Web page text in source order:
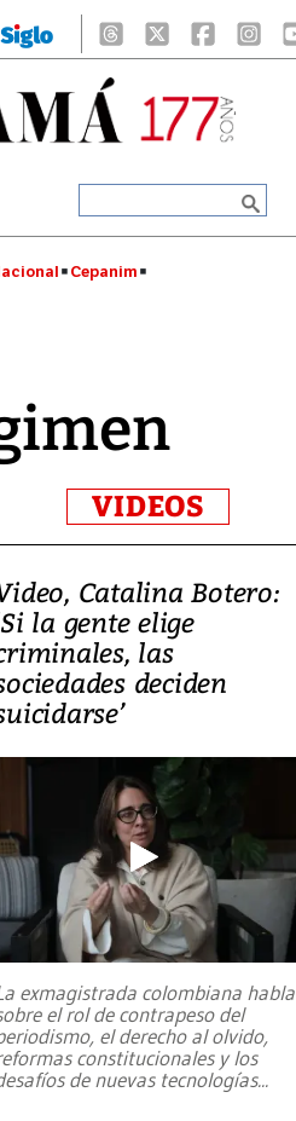
Cepanim
VIDEOS
Catalina Botero:
la gente elige
las
deciden
exmagistrada colombiana habla
el rol de contrapeso del
el derecho al olvido,
constitucionales y los
de nuevas tecnologías...